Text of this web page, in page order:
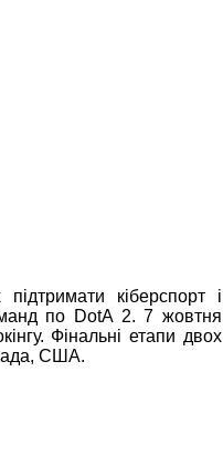
кіберспорт і
по DotA 2. 7 жовтня
Фінальні етапи двох
США.